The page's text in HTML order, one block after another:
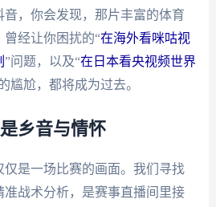
，你会发现，那片丰富的体育
经让你困扰的“在海外看咪咕视
”问题，以及“在日本看央视频世界
尴尬，都将成为过去。
乡音与情怀
是一场比赛的画面。我们寻找
准战术分析，是赛事直播间里接